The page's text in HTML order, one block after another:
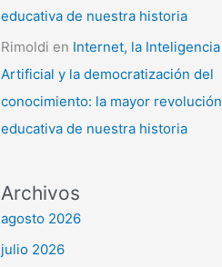
educativa de nuestra historia
Rimoldi en Internet, la Inteligencia
Artificial y la democratización del
conocimiento: la mayor revolución
educativa de nuestra historia
Archivos
agosto 2026
julio 2026